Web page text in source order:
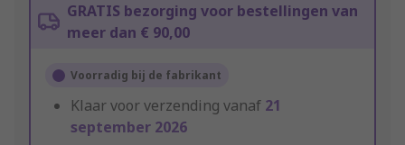
GRATIS bezorging voor bestellingen van
meer dan € 90,00
Voorradig bij de fabrikant
Klaar voor verzending vanaf 21
september 2026